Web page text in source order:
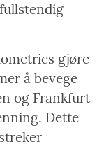
gjøre
å bevege
og Frankfurt
Dette